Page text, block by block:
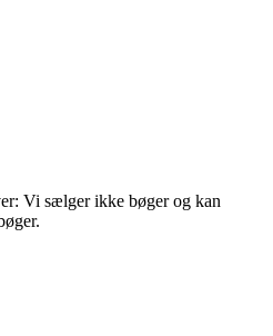
Vi sælger ikke bøger og kan